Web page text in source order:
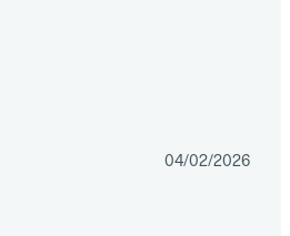
04/02/2026